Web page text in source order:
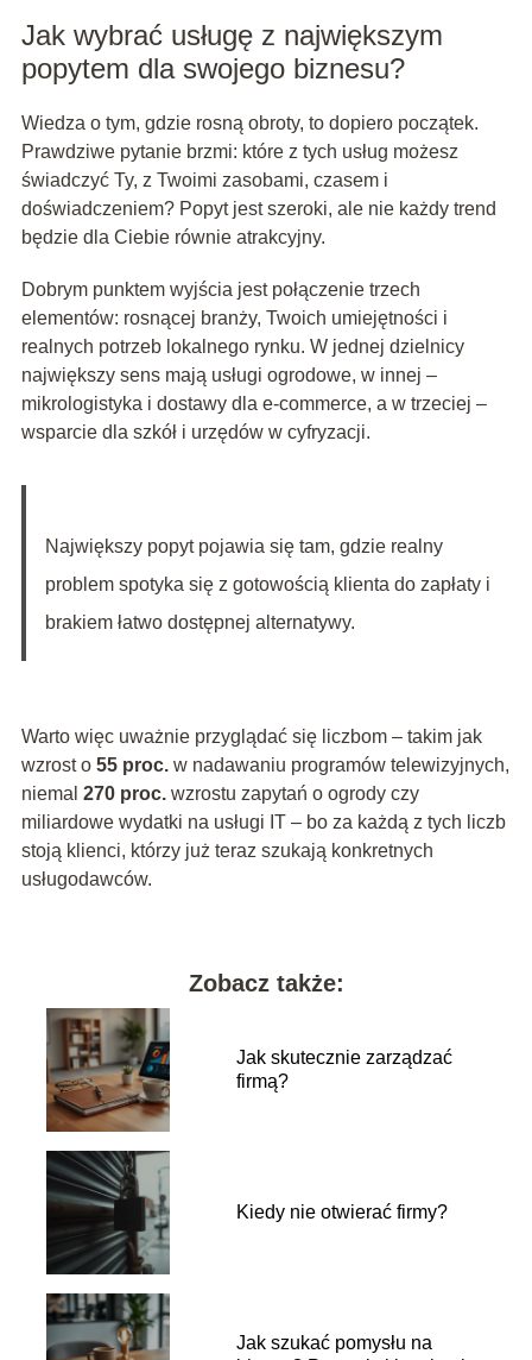
Jak wybrać usługę z największym
popytem dla swojego biznesu?
Wiedza o tym, gdzie rosną obroty, to dopiero początek.
Prawdziwe pytanie brzmi: które z tych usług możesz
świadczyć Ty, z Twoimi zasobami, czasem i
doświadczeniem? Popyt jest szeroki, ale nie każdy trend
będzie dla Ciebie równie atrakcyjny.
Dobrym punktem wyjścia jest połączenie trzech
elementów: rosnącej branży, Twoich umiejętności i
realnych potrzeb lokalnego rynku. W jednej dzielnicy
największy sens mają usługi ogrodowe, w innej –
mikrologistyka i dostawy dla e-commerce, a w trzeciej –
wsparcie dla szkół i urzędów w cyfryzacji.
Największy popyt pojawia się tam, gdzie realny
problem spotyka się z gotowością klienta do zapłaty i
brakiem łatwo dostępnej alternatywy.
Warto więc uważnie przyglądać się liczbom – takim jak
wzrost o 55 proc.w nadawaniu programów telewizyjnych,
niemal 270 proc.wzrostu zapytań o ogrody czy
miliardowe wydatki na usługi IT – bo za każdą z tych liczb
stoją klienci, którzy już teraz szukają konkretnych
usługodawców.
Zobacz także:
Jak skutecznie zarządzać
firmą?
Kiedy nie otwierać firmy?
Jak szukać pomysłu na